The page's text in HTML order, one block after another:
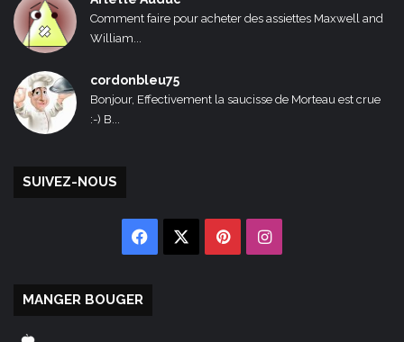
Comment faire pour acheter des assiettes Maxwell and
William...
cordonbleu75
Bonjour, Effectivement la saucisse de Morteau est crue
:-) B...
SUIVEZ-NOUS
Facebook PinterestInstagram
MANGER BOUGER